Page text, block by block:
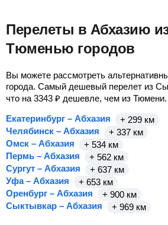
Перелеты в Абхазию
Тюменью городов
Вы можете рассмотреть
города. Самый дешевый перелет из
что на 3343 ₽ дешевле, чем из Тюмени.
Екатеринбург – Абхазия
+ 299 км
Челябинск – Абхазия
+ 337 км
Омск – Абхазия
+ 534 км
Пермь – Абхазия
+ 562 км
Сургут – Абхазия
+ 637 км
Уфа – Абхазия
+ 653 км
Оренбург – Абхазия
+ 900 км
Сыктывкар – Абхазия
+ 969 км